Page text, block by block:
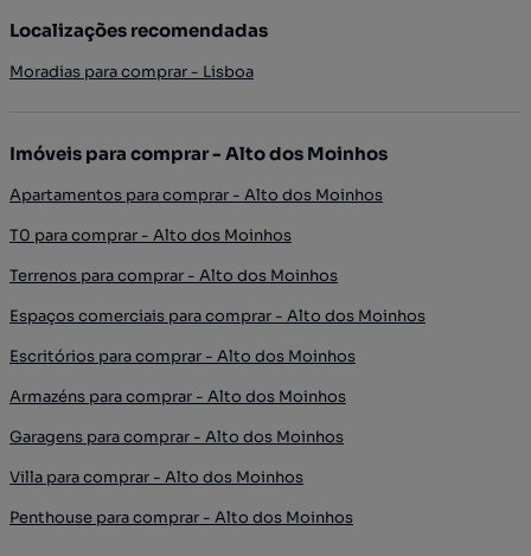
Localizações recomendadas
Moradias para comprar - Lisboa
Imóveis para comprar - Alto dos Moinhos
Apartamentos para comprar - Alto dos Moinhos
T0 para comprar - Alto dos Moinhos
Terrenos para comprar - Alto dos Moinhos
Espaços comerciais para comprar - Alto dos Moinhos
Escritórios para comprar - Alto dos Moinhos
Armazéns para comprar - Alto dos Moinhos
Garagens para comprar - Alto dos Moinhos
Villa para comprar - Alto dos Moinhos
Penthouse para comprar - Alto dos Moinhos